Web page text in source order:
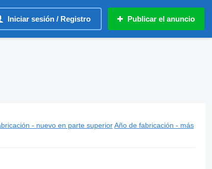
Iniciar sesión / Registro Publicar el anuncio
- nuevo en parte superior Año de fabricación - más